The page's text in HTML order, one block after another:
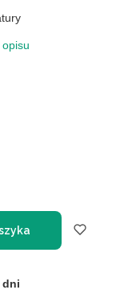
opisu
dni